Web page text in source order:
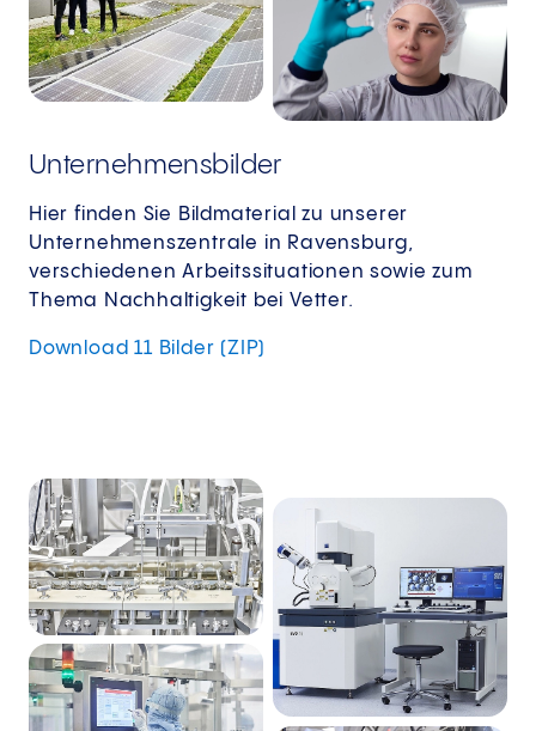
Unternehmensbilder
Hier finden Sie Bildmaterial zu unserer
Unternehmenszentrale in Ravensburg,
verschiedenen Arbeitssituationen sowie zum
Thema Nachhaltigkeit bei Vetter.
Download 11 Bilder (ZIP)